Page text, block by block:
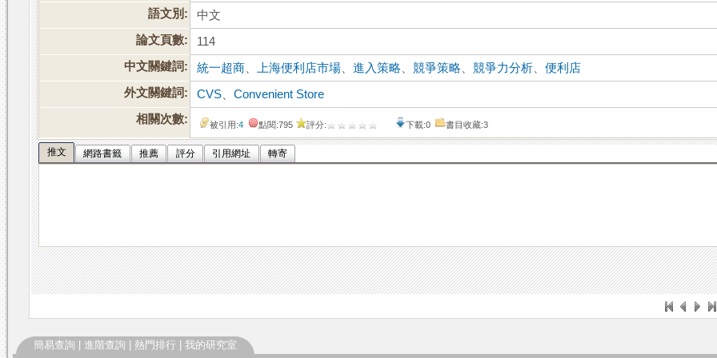
語文別:
中文
論文頁數:
114
中文關鍵詞:
統一超商 上海便利店市場 、進入策略 、競爭策略 、競爭力分析 、便利店
外文關鍵詞:
CVS 、Convenient Store
相關次數:
被引用:4 點閱:795 評分: 下載:0 書目收藏:3
推文 網路書籤 推薦 評分 引用網址 轉寄
簡易查詢 進階查詢 熱門排行 我的研究室